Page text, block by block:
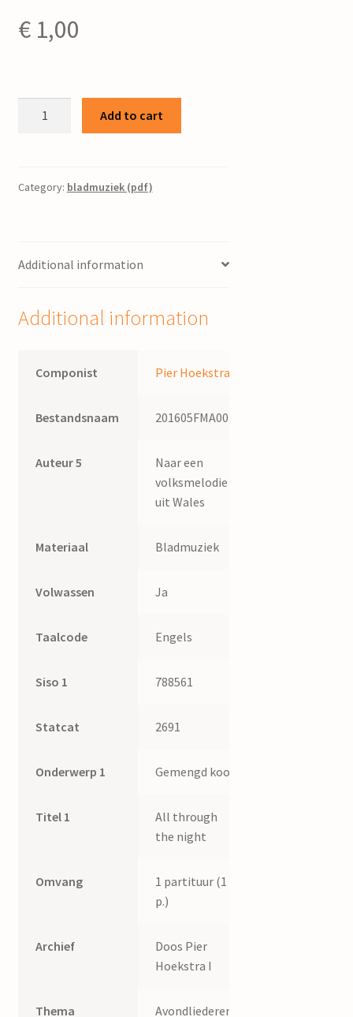
€1,00
:
/
volksmelodie
quantity
Add to cart
Category: bladmuziek (pdf)
Additional information
Additional information
Componist Pier Hoekstra
Bestandsnaam 201605FMA002
Auteur 5
Naar een
volksmelodie
uit Wales
Materiaal Bladmuziek
Volwassen Ja
Taalcode Engels
Siso 1 788561
Statcat 2691
Onderwerp 1 Gemengd koor
Titel 1
All through
the night
Omvang
1 partituur (1
p.)
Archief
Doos Pier
Hoekstra I
Thema Avondliederen,